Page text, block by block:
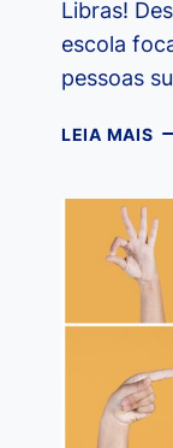
Libras!
escola
pessoas
LEIA MAIS
EM